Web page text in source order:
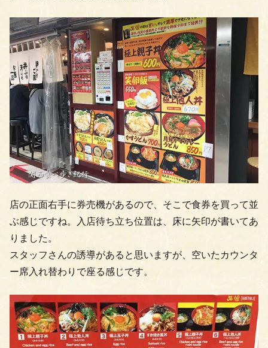
店の正面右手に券売機があるので、そこで食券を買って並
ぶ感じですね。入店待ち立ち位置は、床に矢印が書いてあ
りました。
スタッフさんの誘導があると思いますが、空いたカウンタ
ー席入れ替わりで座る感じです。